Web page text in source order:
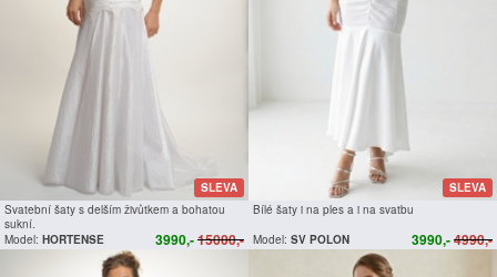
SLEVA
Svatební šaty s delším živůtkem a bohatou
sukní.
Model: HORTENSE 3990,-15000,-
SLEVA
Bílé šaty i na ples a i na svatbu
Model: SV POLON 3990,-4990,-